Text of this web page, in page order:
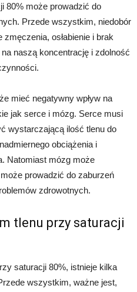
80% może prowadzić do
Przede wszystkim, niedobór
osłabienie i brak
naszą koncentrację i zdolność
mieć negatywny wpływ na
jak serce i mózg. Serce musi
wystarczającą ilość tlenu do
obciążenia i
Natomiast mózg może
prowadzić do zaburzeń
zdrowotnych.
tlenu przy saturacji
saturacji 80%, istnieje kilka
wszystkim, ważne jest,